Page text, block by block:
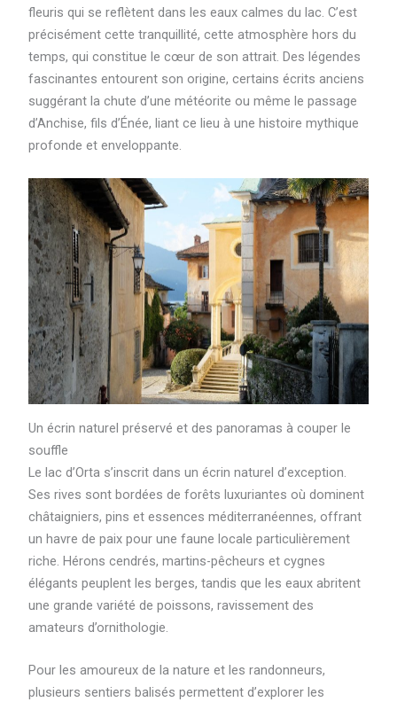
fleuris qui se reflètent dans les eaux calmes du lac. C’est
précisément cette tranquillité, cette atmosphère hors du
temps, qui constitue le cœur de son attrait. Des légendes
fascinantes entourent son origine, certains écrits anciens
suggérant la chute d’une météorite ou même le passage
d’Anchise, fils d’Énée, liant ce lieu à une histoire mythique
profonde et enveloppante.
Un écrin naturel préservé et des panoramas à couper le
souffle
Le lac d’Orta s’inscrit dans un écrin naturel d’exception.
Ses rives sont bordées de forêts luxuriantes où dominent
châtaigniers, pins et essences méditerranéennes, offrant
un havre de paix pour une faune locale particulièrement
riche. Hérons cendrés, martins-pêcheurs et cygnes
élégants peuplent les berges, tandis que les eaux abritent
une grande variété de poissons, ravissement des
amateurs d’ornithologie.
Pour les amoureux de la nature et les randonneurs,
plusieurs sentiers balisés permettent d’explorer les